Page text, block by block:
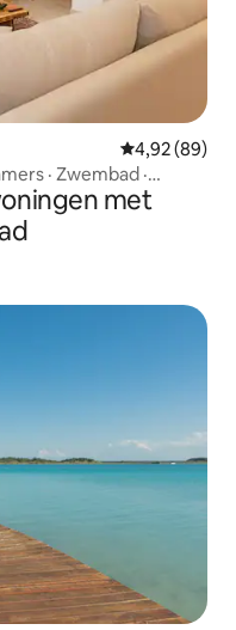
Gemiddelde
4,92 (89)
· Zwembad ·
met